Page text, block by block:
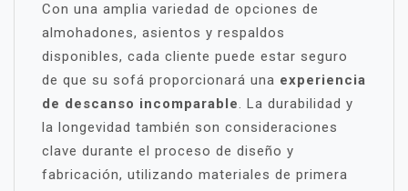
Con una amplia variedad de opciones de
almohadones, asientos y respaldos
disponibles, cada cliente puede estar seguro
de que su sofá proporcionará una experiencia
de descanso incomparable. La durabilidad y
la longevidad también son consideraciones
clave durante el proceso de diseño y
fabricación, utilizando materiales de primera